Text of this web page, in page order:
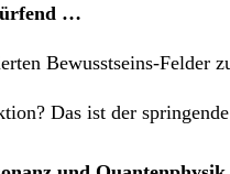
…
Bewusstseins-Felder
Das ist der